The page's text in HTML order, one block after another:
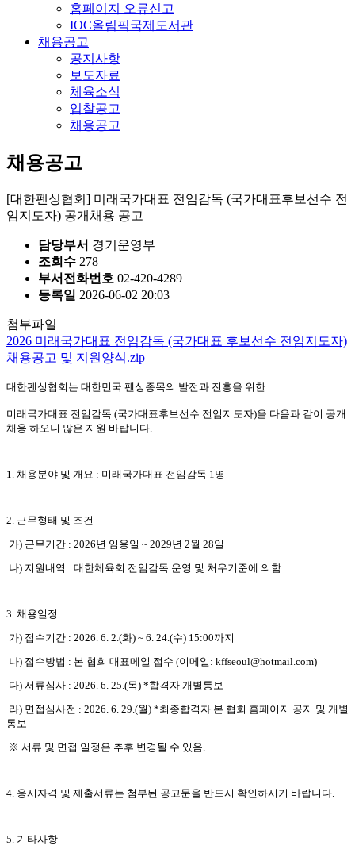
홈페이지 오류신고
IOC올림픽국제도서관
채용공고
공지사항
보도자료
체육소식
입찰공고
채용공고
채용공고
[대한펜싱협회] 미래국가대표 전임감독 (국가대표후보선수 전
임지도자) 공개채용 공고
담당부서 경기운영부
조회수 278
부서전화번호 02-420-4289
등록일 2026-06-02 20:03
첨부파일
2026 미래국가대표 전임감독 (국가대표 후보선수 전임지도자)
채용공고 및 지원양식.zip
대한펜싱협회는 대한민국 펜싱종목의 발전과 진흥을 위한
미래국가대표 전임감독 (국가대표후보선수 전임지도자)을 다음과 같이 공개
채용 하오니 많은 지원 바랍니다
1. 채용분야 및 개요 : 미래국가대표 전임감독 1 명
2. 근무형태 및 조건
가) 근무기간 : 2026년 임용일 ~ 2029년 2월 28일
나) 지원내역 : 대한체육회 전임감독 운영 및 처우기준에 의함
3. 채용일정
가) 접수기간 : 2026. 6. 2.(화) ~ 6. 24.(수) 15:00까지
나) 접수방법 : 본 협회 대표메일 접수 (이메일 : kffseoul@hotmail.com)
다) 서류심사 : 2026. 6. 25.(목) *합격자 개별통보
라) 면접심사전 : 2026. 6. 29.(월) *최종합격자 본 협회 홈페이지 공지 및 개별
통보
※ 서류 및 면접 일정은 추후 변경될 수 있음
4. 응시자격 및 제출서류는 첨부된 공고문을 반드시 확인하시기 바랍니다
5. 기타사항